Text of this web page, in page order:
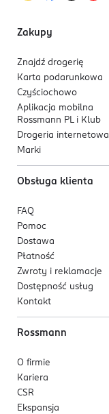
Zakupy
Znajdź drogerię
Karta podarunkowa
Czyściochowo
Aplikacja mobilna
Rossmann PL i Klub
Drogeria internetowa
Marki
Obsługa klienta
FAQ
Pomoc
Dostawa
Płatność
Zwroty i reklamacje
Dostępność usług
Kontakt
Rossmann
O firmie
Kariera
CSR
Ekspansja